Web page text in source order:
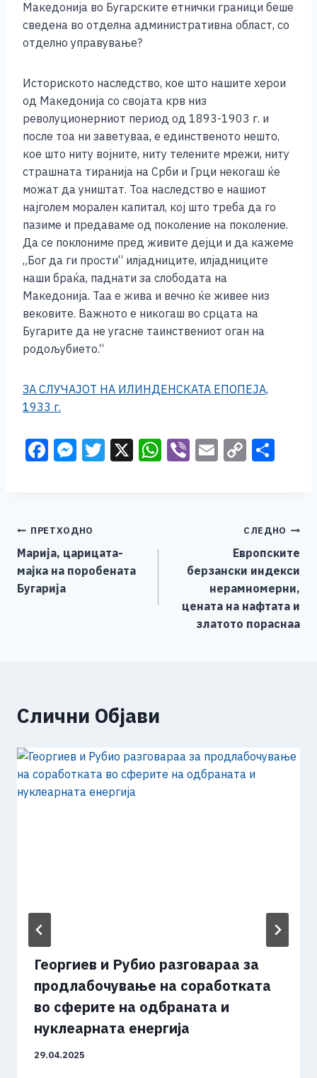
Македонија во Бугарските етнички граници беше
сведена во отделна административна област, со
отделно управување?
Историското наследство, кое што нашите херои
од Македонија со својата крв низ
револуционерниот период од 1893-1903 г. и
после тоа ни заветуваа, е единственото нешто,
кое што ниту војните, ниту телените мрежи, ниту
страшната тиранија на Срби и Грци некогаш ќе
можат да уништат. Тоа наследство е нашиот
најголем морален капитал, кој што треба да го
пазиме и предаваме од поколение на поколение.
Да се поклониме пред живите дејци и да кажеме
„Бог да ги прости“ илјадниците, илјадниците
наши браќа, паднати за слободата на
Македонија. Таа е жива и вечно ќе живее низ
вековите. Важното е никогаш во срцата на
Бугарите да не угасне таинствениот оган на
родољубието.“
ЗА СЛУЧАЈОТ НА ИЛИНДЕНСКАТА ЕПОПЕЈА,
1933 г.
F
b
o
o
M
n
g
er
T X W Vi E C
Li
n
k
Навигација
на
напис
ПРЕТХОДНО
Марија, царицата-
мајка на поробената
Бугарија
СЛЕДНО
Европските
берзански индекси
нерамномерни,
цената на нафтата и
златото пораснаа
Слични Објави
Георгиев и Рубио разговараа за
продлабочување на соработката
во сферите на одбраната и
нуклеарната енергија
29.04.2025